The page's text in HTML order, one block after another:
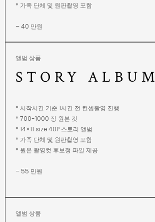
* 가족 단체 및 원판촬영 포함
– 40 만원
앨범 상품
STORY ALBUM
* 시작시간 기준 1시간 전 컨셉촬영 진행
* 700-1000 장 원본 컷
* 14×11 size 40P 스토리 앨범
* 가족 단체 및 원판촬영 포함
* 원본 촬영컷 후보정 파일 제공
– 55 만원
앨범 상품